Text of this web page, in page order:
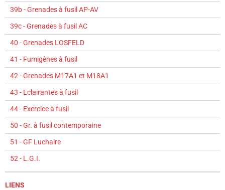
39b - Grenades à fusil AP-AV
39c - Grenades à fusil AC
40 - Grenades LOSFELD
41 - Fumigènes à fusil
42 - Grenades M17A1 et M18A1
43 - Eclairantes à fusil
44 - Exercice à fusil
50 - Gr. à fusil contemporaine
51 - GF Luchaire
52 - L.G.I.
LIENS